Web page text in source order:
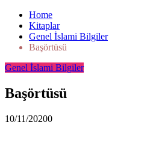
Home
Kitaplar
Genel İslami Bilgiler
Başörtüsü
Genel İslami Bilgiler
Başörtüsü
10/11/20200